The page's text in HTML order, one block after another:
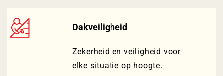
Dakveiligheid
Zekerheid en veiligheid voor
elke situatie op hoogte.